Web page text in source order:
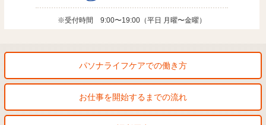
※受付時間 9:00〜19:00（平日 月曜〜金曜）
パソナライフケアでの働き方
お仕事を開始するまでの流れ